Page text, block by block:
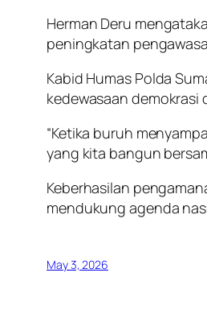
Herman Deru
peningkatan
Kabid Humas Polda
kedewasaan demokrasi
“Ketika buruh
yang kita bangun
Keberhasilan
mendukung agenda
May 3, 2026